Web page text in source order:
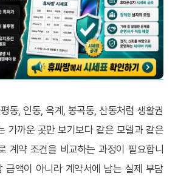
동, 인동, 옥계, 봉곡동, 산동처럼 생활권
가까운 곳만 보기보다 같은 모델과 같은
계약 조건을 비교하는 과정이 필요합니
금액이 아니라 계약서에 남는 실제 부담